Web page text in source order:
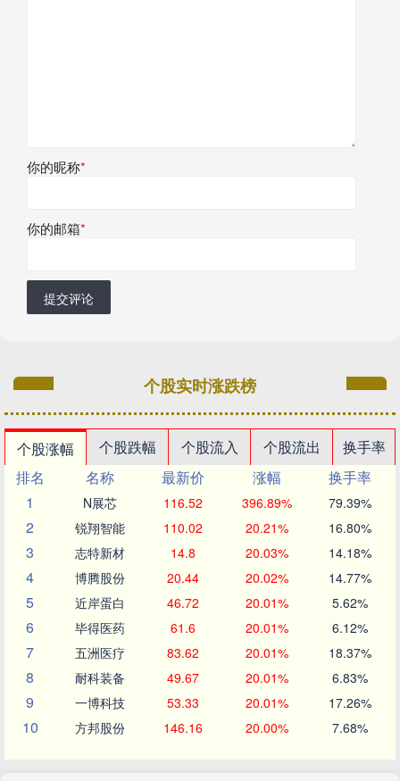
你的昵称*
你的邮箱*
提交评论
个股实时涨跌榜
个股涨幅 个股跌幅 个股流入 个股流出
换手率
排名
名称 最新价 涨幅
换手率
1
N展芯 116.52 396.89% 79.39%
2 锐翔智能 110.02 20.21% 16.80%
3 志特新材 14.8 20.03% 14.18%
4 博腾股份 20.44 20.02% 14.77%
5 近岸蛋白 46.72 20.01% 5.62%
6 毕得医药 61.6 20.01% 6.12%
7 五洲医疗 83.62 20.01% 18.37%
8 耐科装备 49.67 20.01% 6.83%
9 一博科技 53.33 20.01% 17.26%
10 方邦股份 146.16 20.00% 7.68%